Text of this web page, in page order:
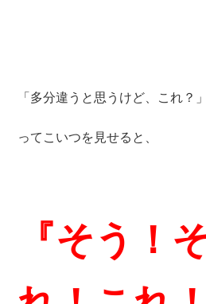
「多分違うと思うけど、これ？」
ってこいつを見せると、
『そう！